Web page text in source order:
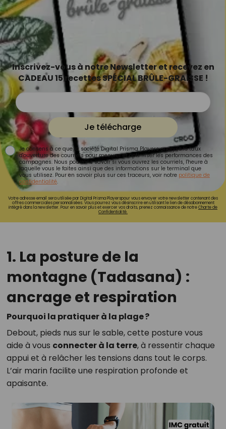
Inscrivez-vous à notre Newsletter et recevez en
CADEAU 15 recettes SPÉCIAL BRÛLE-GRAISSE !
Je télécharge
Je consens à ce que la société Digital Prisma Players analyse le taux
d'ouverture des courriels pour mesurer et optimiser les performances des
campagnes. Nous pourrons savoir si vous ouvrez les courriels, l'heure à
laquelle vous le faites ainsi que des informations sur le terminal que
vous utilisez. Pour en savoir plus sur ces traceurs, voir notre politique de
confidentialité.
Votre adresse email sera utilisée par Digital Prisma Playerspour vous envoyer votre newsletter contenant des
offres commerciales personnalisées. Vous pourrez vous désinscrire en utilisant le lien de désabonnement
intégré dans la newsletter. Pour en savoir plus et exercer vos droits, prenez connaissance de notreCharte de
Confidentialité.
1. La posture de la
montagne (Tadasana) :
ancrage et respiration
Pourquoi la pratiquer à la plage ?
Debout, pieds nus sur le sable, cette posture vous
aide à vous connecter à la terre, à ressentir chaque
appui et à relâcher les tensions dans tout le corps.
L’air marin facilite une respiration profonde et
apaisante.